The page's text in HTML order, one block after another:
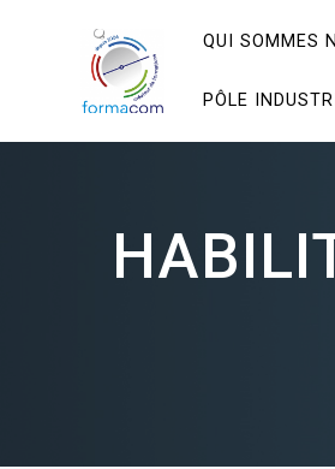
QUI SOMMES
PÔLE